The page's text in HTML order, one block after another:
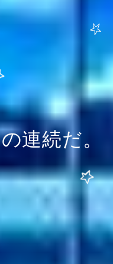
連続だ。